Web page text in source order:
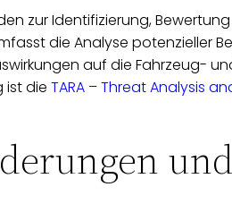
zur Identifizierung,
die Analyse potenzieller
auf die Fahrzeug-
ist die TARA – Threat Analysis